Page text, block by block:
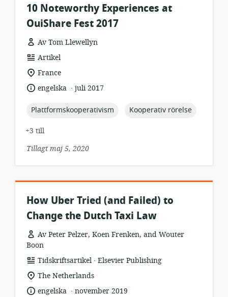
10 Noteworthy Experiences at
OuiShare Fest 2017
Av Tom Llewellyn
resursformat:
Artikel
relevant
plats:
France
språk:engelska .
publiceringsdatum:
juli 2017
topic:
Plattformskooperativism topic:
Kooperativ rörelse
+3 till
Tillagt maj 5, 2020
How Uber Tried (and Failed) to
Change the Dutch Taxi Law
Av Peter Pelzer, Koen Frenken, and Wouter
Boon
resursformat:
Tidskriftsartikel .
utgivare:
Elsevier Publishing
relevant
plats:
The Netherlands
språk:engelska .
publiceringsdatum:
november 2019